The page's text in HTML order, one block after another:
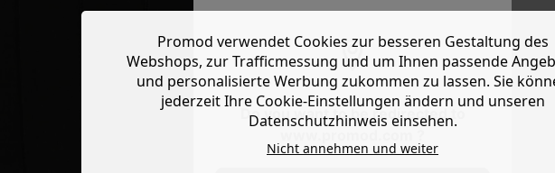
Do you want to be redirected to
Promod verwendet Cookies zur besseren Gestaltung des
Webshops, zur Trafficmessung und um Ihnen passende
und personalisierte Werbung zukommen zu lassen. Sie
jederzeit Ihre Cookie-Einstellungen ändern und unseren
Datenschutzhinweis einsehen.
Nicht annehmen und weiter